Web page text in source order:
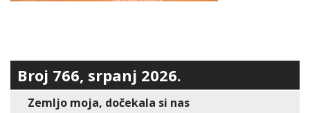
Broj 766, srpanj 2026.
Zemljo moja, dočekala si nas